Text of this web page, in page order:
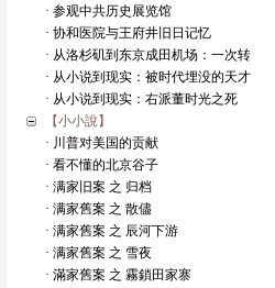
· 参观中共历史展览馆
· 协和医院与王府井旧日记忆
· 从洛杉矶到东京成田机场：一次转
· 从小说到现实：被时代埋没的天才
· 从小说到现实：右派董时光之死
【小小說】
· 川普对美国的贡献
· 看不懂的北京谷子
· 满家旧案 之 归档
· 满家舊案 之 散儘
· 满家舊案 之 辰河下游
· 满家舊案 之 雪夜
· 滿家舊案 之 霧鎖田家寨